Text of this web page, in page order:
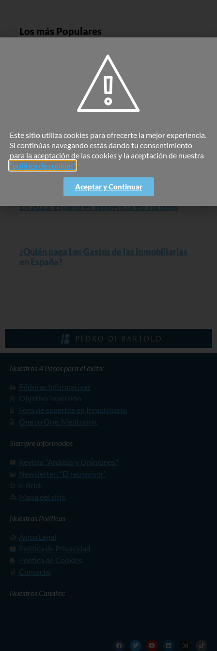
Los más Populares
En 2023: España continúa en tendencia entre
los estudiantes internacionales
En 2023: España es tendencia en Inversión
Inmobiliaria
En 2023: España es Tendencia en Turismo
¿Quién paga Los Gastos de las Inmobiliarias
en España?
Nuestros 4 Pasos para el éxito:
Píldoras Informativas
Objetivo Inversión
Foro de expertos en Inmobiliario
One to One. Mentoring
Siempre informados
Revista "Análisis y Opiniones"
Newsletter: "El retrovisor"
e-Brick
Mapa del sitio
Nuestras Políticas
Aviso Legal
Política de Privacidad
Política de Cookies
Contacto
Nuestros Canales:
Este sitio utiliza cookies para ofrecerte la mejor experiencia.
Si continúas navegando estás dando tu consentimiento
para la aceptación de las cookies y la aceptación de nuestra
“política de cookies”
Aceptar y Continuar